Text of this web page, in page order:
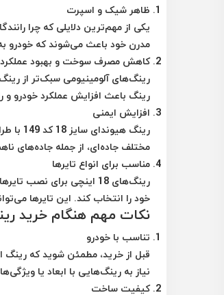
ظاهر شیک و اسپرت
مدرن خود باعث می‌شوند که خودرو
کاهش مصرف سوخت و بهبود عملکرد
رینگ‌های آلومینیومی سبک‌تر از
رینگ باعث افزایش عملکرد خودرو و
افزایش ایمنی
رینگ
مختلف جاده‌ای، از جمله جاده‌های
مناسب برای انواع تایرها
رینگ‌های 18 اینچی برای
خود را انتخاب کند. این تایرها
نکات مهم هنگام خرید رینگ
تناسب با خودرو
قبل از خرید، مطمئن شوید که
نیاز به رینگ‌هایی با ابعاد یا
کیفیت ساخت